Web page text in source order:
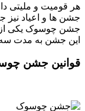
هر قومیت و ملیتی
جشن ها و اعیاد
جشن چوسوک یکی از
این جشن به مدت
قوانین جشن